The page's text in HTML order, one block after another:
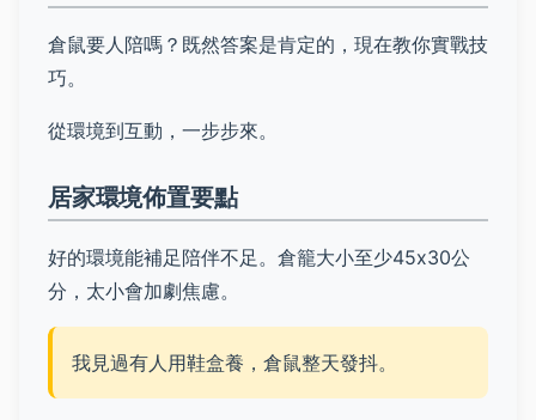
倉鼠要人陪嗎？既然答案是肯定的，現在教你實戰技
巧。
從環境到互動，一步步來。
居家環境佈置要點
好的環境能補足陪伴不足。倉籠大小至少45x30公
分，太小會加劇焦慮。
我見過有人用鞋盒養，倉鼠整天發抖。